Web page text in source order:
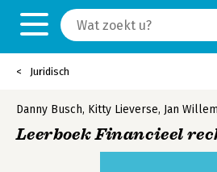
Juridisch
Danny Busch, Kitty Lieverse, Jan
Leerboek Financieel